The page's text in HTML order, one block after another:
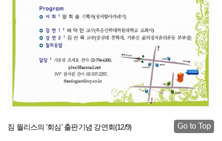
짐 월리스의 '회심' 출판기념 강연회(12/9) Go to Top